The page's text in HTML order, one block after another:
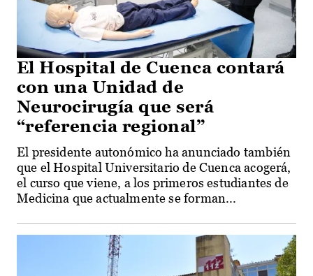
El Hospital de Cuenca contará
con una Unidad de
Neurocirugía que será
“referencia regional”
El presidente autonómico ha anunciado también
que el Hospital Universitario de Cuenca acogerá,
el curso que viene, a los primeros estudiantes de
Medicina que actualmente se forman...